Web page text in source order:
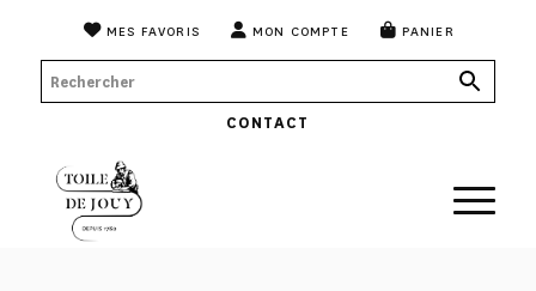
MES FAVORIS MON COMPTE PANIER
CONTACT